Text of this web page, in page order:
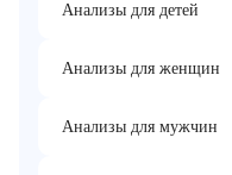
Анализы для детей
Анализы для женщин
Анализы для мужчин